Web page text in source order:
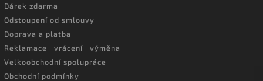
Dárek zdarma
Odstoupení od smlouvy
Doprava a platba
Reklamace | vrácení | výměna
Velkoobchodní spolupráce
Obchodní podmínky